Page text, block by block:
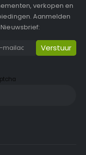
verkopen en
Aanmelden